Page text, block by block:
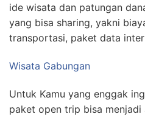
ide wisata dan patungan
yang bisa sharing, yakni
transportasi, paket data
Wisata Gabungan
Untuk Kamu yang enggak
paket open trip bisa